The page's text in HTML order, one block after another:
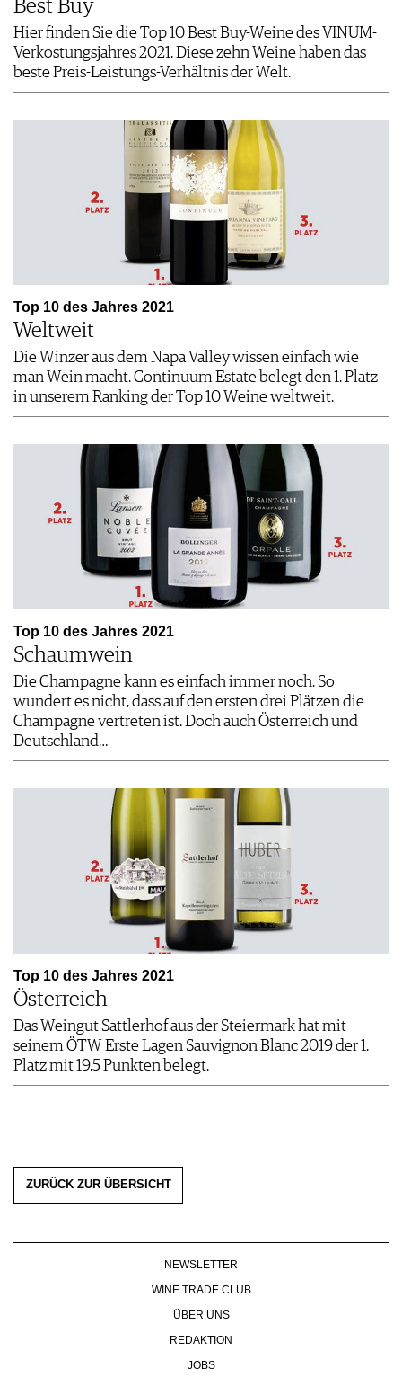
Best Buy
Hier finden Sie die Top 10 Best Buy-Weine des VINUM-
Verkostungsjahres 2021. Diese zehn Weine haben das
beste Preis-Leistungs-Verhältnis der Welt.
Top 10 des Jahres 2021
Weltweit
Die Winzer aus dem Napa Valley wissen einfach wie
man Wein macht. Continuum Estate belegt den 1. Platz
in unserem Ranking der Top 10 Weine weltweit.
Top 10 des Jahres 2021
Schaumwein
Die Champagne kann es einfach immer noch. So
wundert es nicht, dass auf den ersten drei Plätzen die
Champagne vertreten ist. Doch auch Österreich und
Deutschland…
Top 10 des Jahres 2021
Österreich
Das Weingut Sattlerhof aus der Steiermark hat mit
seinem ÖTW Erste Lagen Sauvignon Blanc 2019 der 1.
Platz mit 19.5 Punkten belegt.
ZURÜCK ZUR ÜBERSICHT
NEWSLETTER
WINE TRADE CLUB
ÜBER UNS
REDAKTION
JOBS